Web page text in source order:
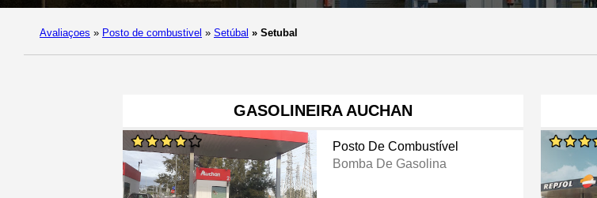
Avaliaçoes » Posto de combustivel » Setúbal » Setubal
GASOLINEIRA AUCHAN
Posto De Combustível
Bomba De Gasolina